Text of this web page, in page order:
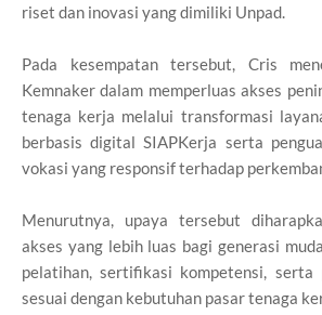
riset dan inovasi yang dimiliki Unpad.
Pada kesempatan tersebut, Cris
Kemnaker dalam memperluas akses
tenaga kerja melalui transformasi
berbasis digital SIAPKerja serta
vokasi yang responsif terhadap
Menurutnya, upaya tersebut
akses yang lebih luas bagi generasi
pelatihan, sertifikasi kompetensi, serta
sesuai dengan kebutuhan pasar tenaga